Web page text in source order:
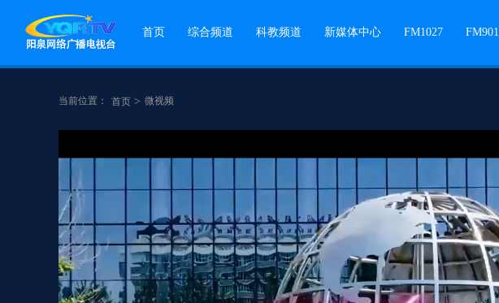
首页 综合频道 科教频道 新媒体中心 FM1027 FM901
当前位置： 首页 > 微视频